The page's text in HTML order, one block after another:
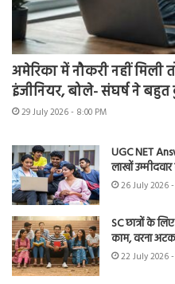
अमेरिका में नौकरी नहीं मिली
इंजीनियर, बोले- संघर्ष ने
29 July 2026 - 8:00 PM
UGC NET
लाखों
26 July 2026 -
SC छात्रों के
काम, वरना
22 July 2026